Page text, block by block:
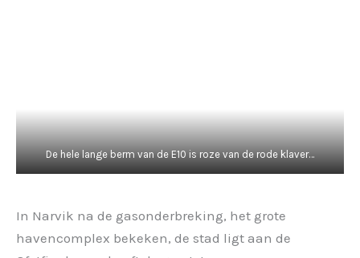
De hele lange berm van de E10 is roze van de rode klaver…
In Narvik na de gasonderbreking, het grote
havencomplex bekeken, de stad ligt aan de